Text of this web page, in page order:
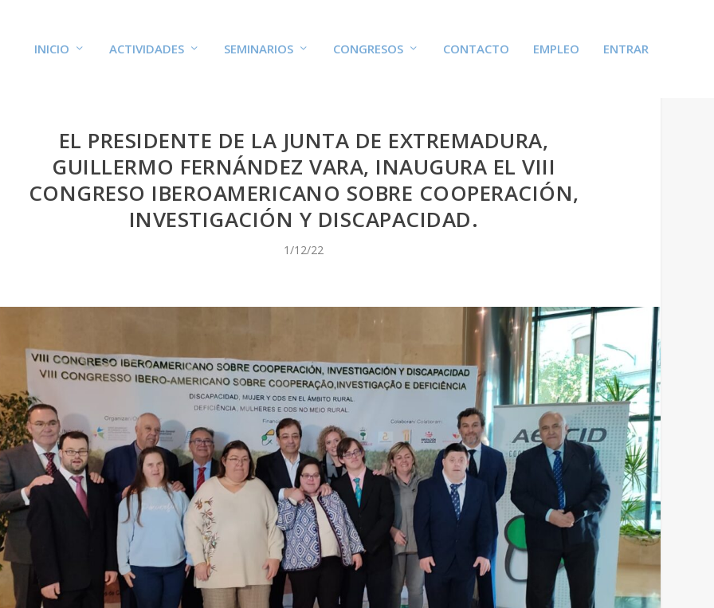
INICIO ACTIVIDADES SEMINARIOS CONGRESOS CONTACTO EMPLEO ENTRAR
EL PRESIDENTE DE LA JUNTA DE EXTREMADURA,
GUILLERMO FERNÁNDEZ VARA, INAUGURA EL VIII
CONGRESO IBEROAMERICANO SOBRE COOPERACIÓN,
INVESTIGACIÓN Y DISCAPACIDAD.
1/12/22